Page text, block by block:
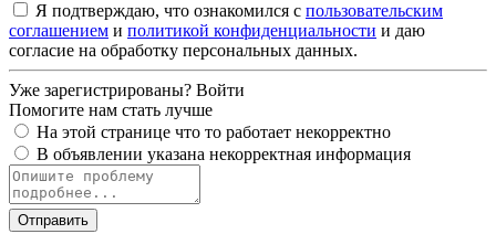
Я подтверждаю, что ознакомился с пользовательским
соглашением и политикой конфиденциальности и даю
согласие на обработку персональных данных.
Уже зарегистрированы? Войти
Помогите нам стать лучше
На этой странице что то работает некорректно
В объявлении указана некорректная информация
Отправить